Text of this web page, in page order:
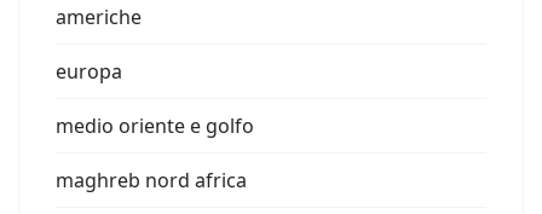
americhe
europa
medio oriente e golfo
maghreb nord africa